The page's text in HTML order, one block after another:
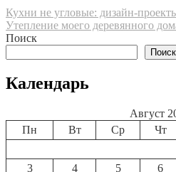
Навигация
по
Кухни не угловые: дизайн-
Утепление моего деревянного
Поиск
Поиск
Календарь
Август
Пн
Вт Ср Чт
3
4 5 6